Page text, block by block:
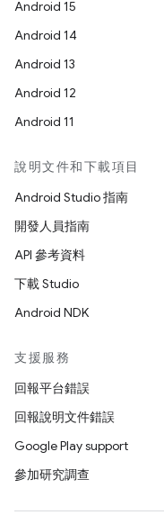
Android 15
Android 14
Android 13
Android 12
Android 11
說明文件和下載項目
Android Studio 指南
開發人員指南
API 參考資料
下載 Studio
Android NDK
支援服務
回報平台錯誤
回報說明文件錯誤
Google Play support
參加研究調查